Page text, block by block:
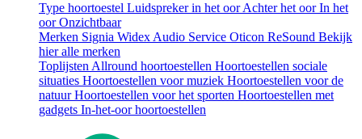
Type hoortoestel Luidspreker in het oorAchter het oorIn het
oorOnzichtbaar
Merken Signia WidexAudio Service Oticon ReSound Bekijk
hier alle merken
ToplijstenAllround hoortoestellen Hoortoestellen sociale
situaties Hoortoestellen voor muziek Hoortoestellen voor de
natuurHoortoestellen voor het sporten Hoortoestellen met
gadgets In-het-oor hoortoestellen